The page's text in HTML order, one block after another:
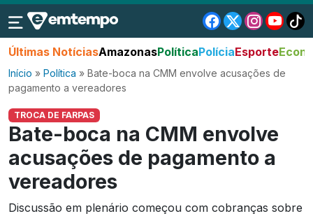
Últimas NotíciasAmazonasPolíticaPolíciaEsporte
Início » Política » Bate-boca na CMM envolve acusações de
pagamento a vereadores
TROCA DE FARPAS
Bate-boca na CMM envolve
acusações de pagamento a
vereadores
Discussão em plenário começou com cobranças sobre